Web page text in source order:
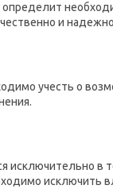
определит
и
учесть о
исключительно в
исключить